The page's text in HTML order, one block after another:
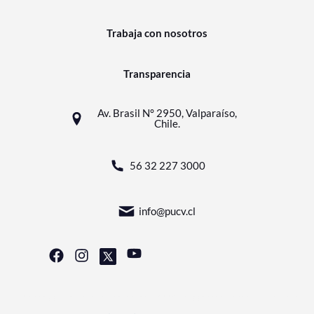
Trabaja con nosotros
Transparencia
Av. Brasil N° 2950, Valparaíso,
Chile.
56 32 227 3000
info@pucv.cl